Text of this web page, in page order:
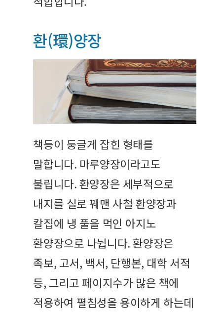
환(環)양장
책등이 둥글게 잡힌 형태를
말합니다. 마루양장이라고도
불립니다. 환양장은 세부적으로
내지를 실로 꿰맨 사철 환양장과
칼집에 냉 풀을 먹인 아지노
환양장으로 나뉩니다. 환양장은
족보, 고서, 백서, 단행본, 대학 서적
등, 그리고 페이지수가 많은 책에
적용하여 펼침성을 용이하게 하는데